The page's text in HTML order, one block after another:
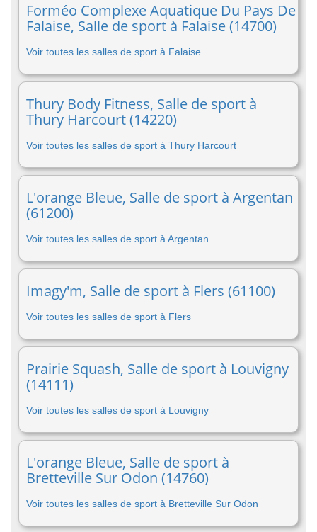
Forméo Complexe Aquatique Du Pays De
Falaise, Salle de sport à Falaise (14700)
Voir toutes les salles de sport à Falaise
Thury Body Fitness, Salle de sport à
Thury Harcourt (14220)
Voir toutes les salles de sport à Thury Harcourt
L'orange Bleue, Salle de sport à Argentan
(61200)
Voir toutes les salles de sport à Argentan
Imagy'm, Salle de sport à Flers (61100)
Voir toutes les salles de sport à Flers
Prairie Squash, Salle de sport à Louvigny
(14111)
Voir toutes les salles de sport à Louvigny
L'orange Bleue, Salle de sport à
Bretteville Sur Odon (14760)
Voir toutes les salles de sport à Bretteville Sur Odon